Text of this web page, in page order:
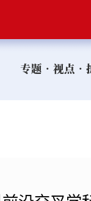
专题•视点•